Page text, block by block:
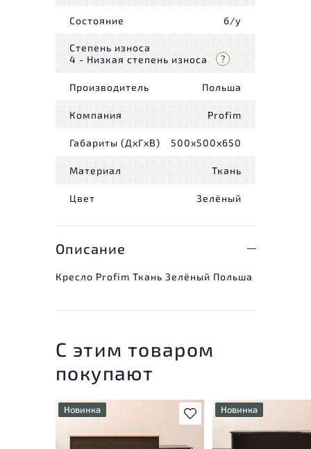
Состояние б/у
Степень износа
4 - Низкая степень износа
Производитель Польша
Компания Profim
Габариты (ДxГxВ) 500x500x650
Материал Ткань
Цвет Зелёный
Описание
Кресло Profim Ткань Зелёный Польша
С этим товаром
покупают
В избранное
Новинка
незначительные следы
Новинка
У товара
незначительные